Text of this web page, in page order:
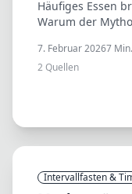
Häufiges Essen
Warum der
7. Februar 20267
2Quellen
Intervallfasten &